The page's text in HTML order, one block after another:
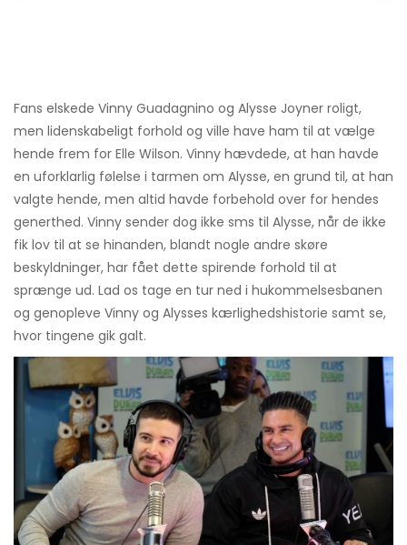
Fans elskede Vinny Guadagnino og Alysse Joyner roligt,
men lidenskabeligt forhold og ville have ham til at vælge
hende frem for Elle Wilson. Vinny hævdede, at han havde
en uforklarlig følelse i tarmen om Alysse, en grund til, at han
valgte hende, men altid havde forbehold over for hendes
generthed. Vinny sender dog ikke sms til Alysse, når de ikke
fik lov til at se hinanden, blandt nogle andre skøre
beskyldninger, har fået dette spirende forhold til at
sprænge ud. Lad os tage en tur ned i hukommelsesbanen
og genopleve Vinny og Alysses kærlighedshistorie samt se,
hvor tingene gik galt.